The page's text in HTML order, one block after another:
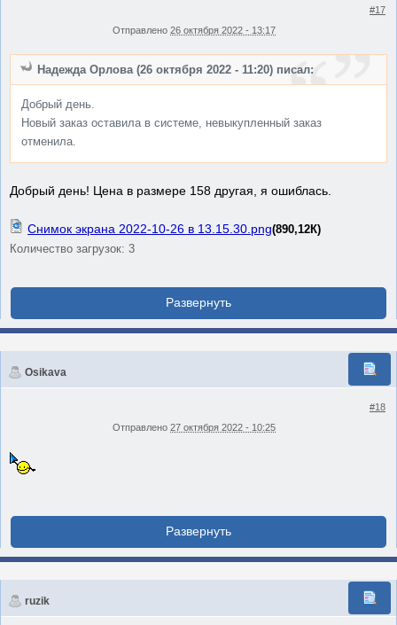
#17
Отправлено 26 октября 2022 - 13:17
Надежда Орлова (26 октября 2022 - 11:20) писал:
Добрый день.
Новый заказ оставила в системе, невыкупленный заказ
отменила.
Добрый день! Цена в размере 158 другая, я ошиблась.
Снимок экрана 2022-10-26 в 13.15.30.png(890,12К)
Количество загрузок: 3
Osikava
#18
Отправлено 27 октября 2022 - 10:25
ruzik